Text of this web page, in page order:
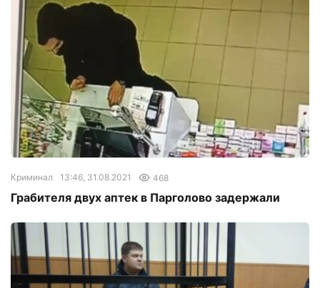
Криминал 13:46, 31.08.2021 468
Грабителя двух аптек в Парголово задержали